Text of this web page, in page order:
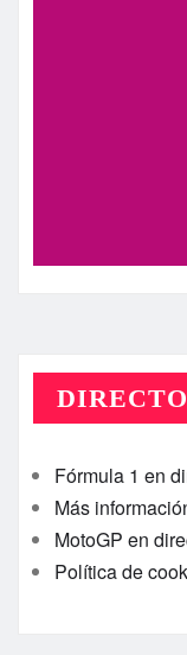
Fórmula 1 en
Más
MotoGP en
Política de